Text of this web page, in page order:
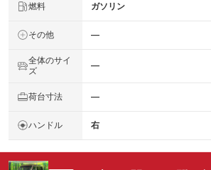
燃料 ガソリン
その他 ―
全体のサイ
ズ
―
荷台寸法 ―
ハンドル 右